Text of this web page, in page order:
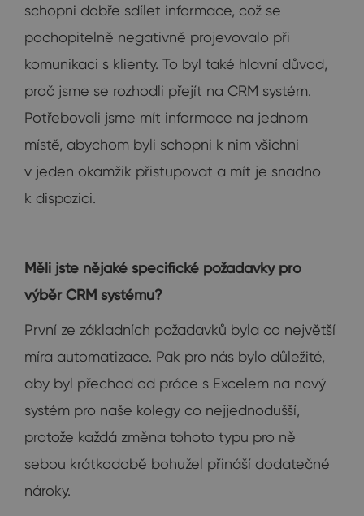
schopni dobře sdílet informace, což se
pochopitelně negativně projevovalo při
komunikaci s klienty. To byl také hlavní důvod,
proč jsme se rozhodli přejít na CRM systém.
Potřebovali jsme mít informace na jednom
místě, abychom byli schopni k nim všichni
v jeden okamžik přistupovat a mít je snadno
k dispozici.
Měli jste nějaké specifické požadavky pro
výběr CRM systému?
První ze základních požadavků byla co největší
míra automatizace. Pak pro nás bylo důležité,
aby byl přechod od práce s Excelem na nový
systém pro naše kolegy co nejjednodušší,
protože každá změna tohoto typu pro ně
sebou krátkodobě bohužel přináší dodatečné
nároky.